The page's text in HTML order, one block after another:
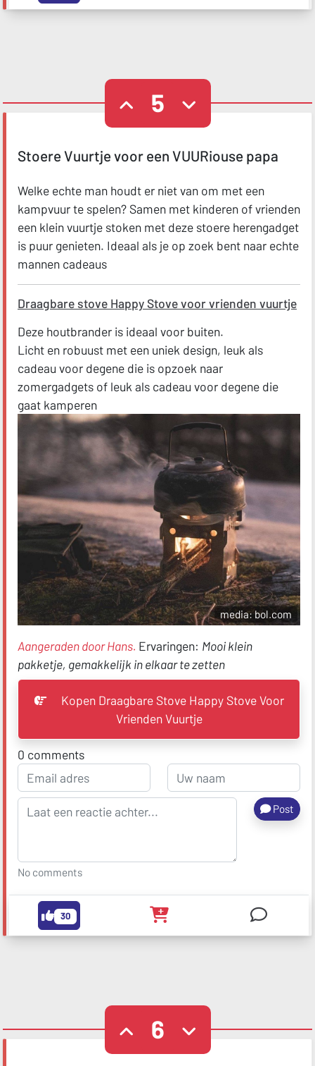
5
Stoere Vuurtje voor een VUURiouse papa
Welke echte man houdt er niet van om met een
kampvuur te spelen? Samen met kinderen of vrienden
een klein vuurtje stoken met deze stoere herengadget
is puur genieten. Ideaal als je op zoek bent naar echte
mannen cadeaus
Draagbare stove Happy Stove voor vrienden vuurtje
Deze houtbrander is ideaal voor buiten.
Licht en robuust met een uniek design, leuk als
cadeau voor degene die is opzoek naar
zomergadgets of leuk als cadeau voor degene die
gaat kamperen
media: bol.com
Aangeraden door Hans. Ervaringen: Mooi klein
pakketje, gemakkelijk in elkaar te zetten
Kopen Draagbare Stove Happy Stove Voor
Vrienden Vuurtje
0 comments
Post
No comments
30
6